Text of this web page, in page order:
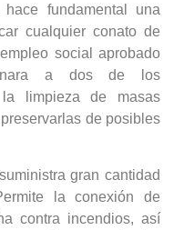
hace fundamental una
cualquier conato de
social aprobado
a dos de los
la limpieza de masas
de posibles
gran cantidad
la conexión de
contra incendios, así